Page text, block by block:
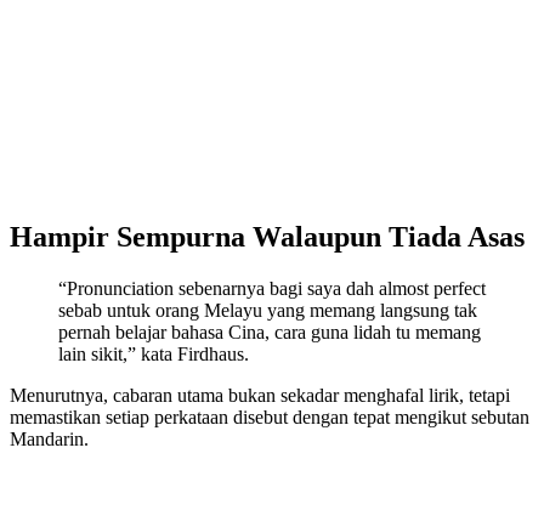
Hampir Sempurna Walaupun Tiada Asas
“Pronunciation sebenarnya bagi saya dah almost perfect
sebab untuk orang Melayu yang memang langsung tak
pernah belajar bahasa Cina, cara guna lidah tu memang
lain sikit,” kata Firdhaus.
Menurutnya, cabaran utama bukan sekadar menghafal lirik, tetapi
memastikan setiap perkataan disebut dengan tepat mengikut sebutan
Mandarin.